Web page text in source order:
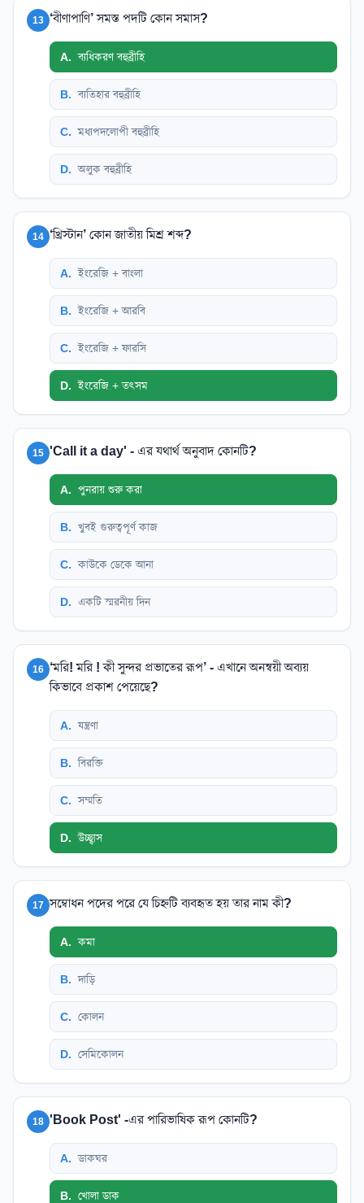
13 ‘বীণাপাণি’ সমস্ত পদটি কোন সমাস?
A. ব্যধিকরণ বহুব্রীহি
B. ব্যতিহার বহুব্রীহি
C. মধ্যপদলোপী বহুব্রীহি
D. অলুক বহুব্রীহি
14 ‘খ্রিস্টান’ কোন জাতীয় মিশ্র শব্দ?
A. ইংরেজি + বাংলা
B. ইংরেজি + আরবি
C. ইংরেজি + ফারসি
D. ইংরেজি + তৎসম
15 'Call it a day' - এর যথার্থ অনুবাদ কোনটি?
A. পুনরায় শুরু করা
B. খুবই গুরুত্বপূর্ণ কাজ
C. কাউকে ডেকে আনা
D. একটি স্মরনীয় দিন
16 ‘মরি! মরি ! কী সুন্দর প্রভাতের রূপ’ - এখানে অনন্বয়ী অব্যয়
কিভাবে প্রকাশ পেয়েছে?
A. যন্ত্রণা
B. বিরক্তি
C. সম্মতি
D. উচ্ছ্বাস
17 সম্বোধন পদের পরে যে চিহ্নটি ব্যবহৃত হয় তার নাম কী?
A. কমা
B. দাড়ি
C. কোলন
D. সেমিকোলন
18 'Book Post' -এর পারিভাষিক রূপ কোনটি?
A. ডাকঘর
B. খোলা ডাক